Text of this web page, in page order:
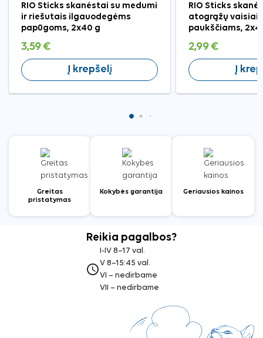
RIO Sticks skanėstai su medumi
ir riešutais ilgauodegėms
papūgoms, 2x40 g
3,59 €
Į krepšelį
RIO Sticks
atogrąžų
paukščiams,
2,99 €
Į
Greitas
pristatymas
Kokybės garantija Geriausios kainos
Reikia pagalbos?
access_time
I-IV 8–17 val.
V 8–15:45 val.
VI – nedirbame
VII – nedirbame